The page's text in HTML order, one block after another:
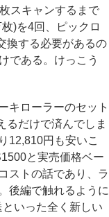
スキャンするまで
)を4回、ピックロ
換する必要があるの
である。けっこう
キローラーのセット
るだけで済んでしま
12,810円も安いこ
と実売価格ベー
ストの話であり、ラ
後編で触れるように
いった全く新しい